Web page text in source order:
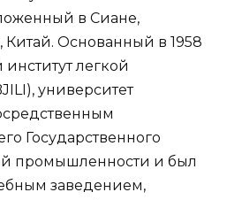
в Сиане,
Основанный в 1958
легкой
университет
Государственного
промышленности и был
заведением,